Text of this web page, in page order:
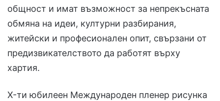
общност и имат възможност за непрекъсната
обмяна на идеи, културни разбирания,
житейски и професионален опит, свързани от
предизвикателството да работят върху
хартия.
X-ти юбилеен Международен пленер рисунка